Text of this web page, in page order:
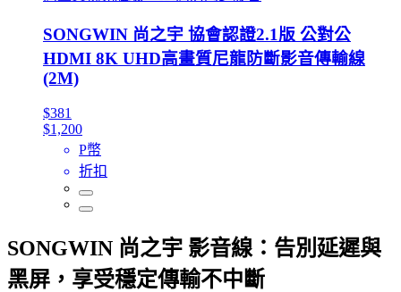
SONGWIN 尚之宇 協會認證2.1版 公對公
HDMI 8K UHD高畫質尼龍防斷影音傳輸線
(2M)
$381
$1,200
P幣
折扣
SONGWIN 尚之宇 影音線：告別延遲與
黑屏，享受穩定傳輸不中斷